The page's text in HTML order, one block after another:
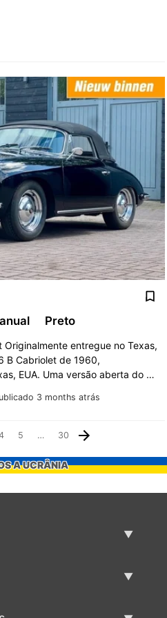
3 months atrás
Preto
entregue no Texas,
B Cabriolet de 1960,
EUA. Uma versão aberta do …
5 … 30
A UCRÂNIA